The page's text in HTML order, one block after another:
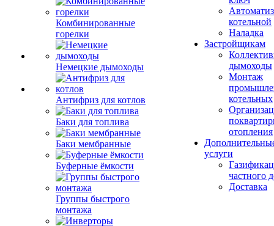
Комбинированные
горелки
Немецкие дымоходы
Антифриз для котлов
Баки для топлива
Баки мембранные
Буферные ёмкости
Группы быстрого
монтажа
котельной
Наладка
Застройщикам
дымоходы
Монтаж
котельных
отопления
услуги
частного
Доставка